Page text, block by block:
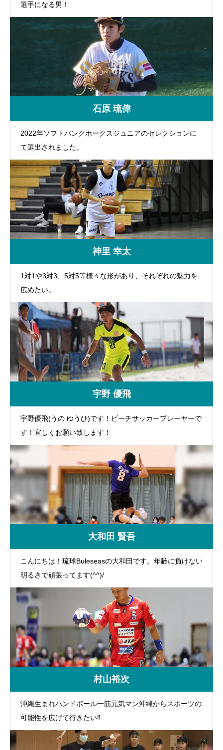
選手になる男！
石原 琉偉
2022年ソフトバンクホークスジュニアのセレクションに
て選出されました。
神里 幸太
1対1や3対3、5対5等様々な形があり、それぞれの魅力を
広めたい。
宇野 優飛
宇野優飛(うの ゆうひ)です！ビーチサッカープレーヤーで
す！宜しくお願い致します！
大和田 賢吾
こんにちは！琉球Buleseasの大和田です。年齢に負けない
明るさで頑張ってます(^^)/
村山裕次
沖縄生まれハンドボール一筋元気マン沖縄からスポーツの
可能性を広げて行きたい‼️